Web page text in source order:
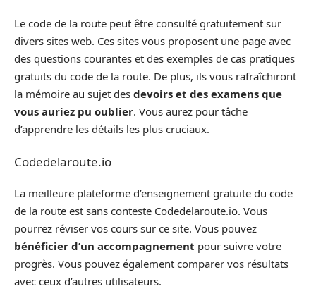
Le code de la route peut être consulté gratuitement sur
divers sites web. Ces sites vous proposent une page avec
des questions courantes et des exemples de cas pratiques
gratuits du code de la route. De plus, ils vous rafraîchiront
la mémoire au sujet des devoirs et des examens que
vous auriez pu oublier. Vous aurez pour tâche
d’apprendre les détails les plus cruciaux.
Codedelaroute.io
La meilleure plateforme d’enseignement gratuite du code
de la route est sans conteste Codedelaroute.io. Vous
pourrez réviser vos cours sur ce site. Vous pouvez
bénéficier d’un accompagnement pour suivre votre
progrès. Vous pouvez également comparer vos résultats
avec ceux d’autres utilisateurs.